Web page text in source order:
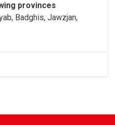
provinces
Badghis, Jawzjan,